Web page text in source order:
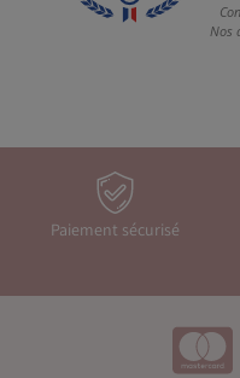
Paiement sécurisé